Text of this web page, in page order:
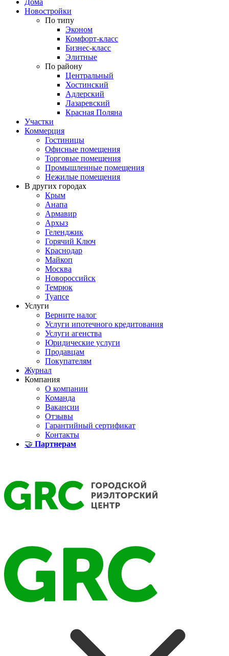
Дома
Новостройки
По типу
Эконом
Комфорт-класс
Бизнес-класс
Элитные
По району
Центральный
Хостинский
Адлерский
Лазаревский
Красная Поляна
Участки
Коммерция
Гостиницы
Офисные помещения
Торговые помещения
Промышленные помещения
Нежилые помещения
В других городах
Крым
Анапа
Армавир
Архыз
Геленджик
Горячий Ключ
Краснодар
Майкоп
Москва
Новороссийск
Темрюк
Туапсе
Услуги
Верните налог
Услуги ипотечного кредитования
Услуги агенства
Юридические услуги
Продавцам
Покупателям
Журнал
Компания
О компании
Команда
Вакансии
Отзывы
Гарантийный сертификат
Контакты
🤝 Партнерам